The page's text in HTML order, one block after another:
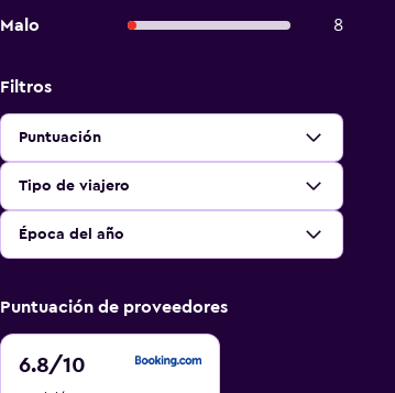
Malo
8
Filtros
Puntuación
Tipo de viajero
Época del año
Puntuación de proveedores
6.8/10
6.8